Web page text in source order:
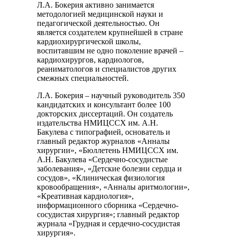
Л.А. Бокерия активно занимается
методологией медицинской науки и
педагогической деятельностью. Он
является создателем крупнейшей в стране
кардиохирургической школы,
воспитавшим не одно поколение врачей –
кардиохирургов, кардиологов,
реаниматологов и специалистов других
смежных специальностей.
Л.А. Бокерия – научный руководитель 350
кандидатских и консультант более 100
докторских диссертаций. Он создатель
издательства НМИЦССХ им. А.Н.
Бакулева с типографией, основатель и
главный редактор журналов «Анналы
хирургии», «Бюллетень НМИЦССХ им.
А.Н. Бакулева «Сердечно-сосудистые
заболевания», «Детские болезни сердца и
сосудов», «Клиническая физиология
кровообращения», «Анналы аритмологии»,
«Креативная кардиология»,
информационного сборника «Сердечно-
сосудистая хирургия»; главный редактор
журнала «Грудная и сердечно-сосудистая
хирургия».